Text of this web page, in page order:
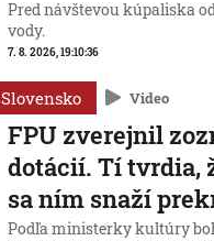
Pred návštevou kúpaliska
vody.
7. 8. 2026, 19:10:36
Slovensko Video
FPU zverejnil
dotácií. Tí tvrdia,
sa ním snaží
Podľa ministerky kultúry